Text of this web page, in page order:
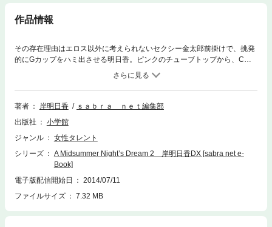
作品情報
その存在理由はエロス以外に考えられないセクシー金太郎前掛けで、挑発
的にGカップをハミ出させる明日香。ピンクのチューブトップから、Cカ
ップの女のコなら丸ごと全部に相当する体積のバストを堂々とハミださせ
る明日香。どっちにしてもオッパイハミ出し祭の開幕じゃい！！（解説
文・カーツさとう）1991年4月11日生まれ。大阪府出身身長H158cm、B9
0（G）・W58・H88cm血液型：B型特技：書道、歌、えびぞり※この作品
ラックス版です。内容は『A Midsummer Night's Dream 2 岸明日香7～
8』と同一になりますので、ご注意ください。※この作品は見開き表示には
著者 岸明日香
ｓａｂｒａ ｎｅｔ編集部
出版社
小学館
ジャンル
女性タレント
シリーズ
A Midsummer Night’s Dream 2 岸明日香DX [sabra net e-
Book]
電子版配信開始日
2014/07/11
ファイルサイズ
7.32 MB